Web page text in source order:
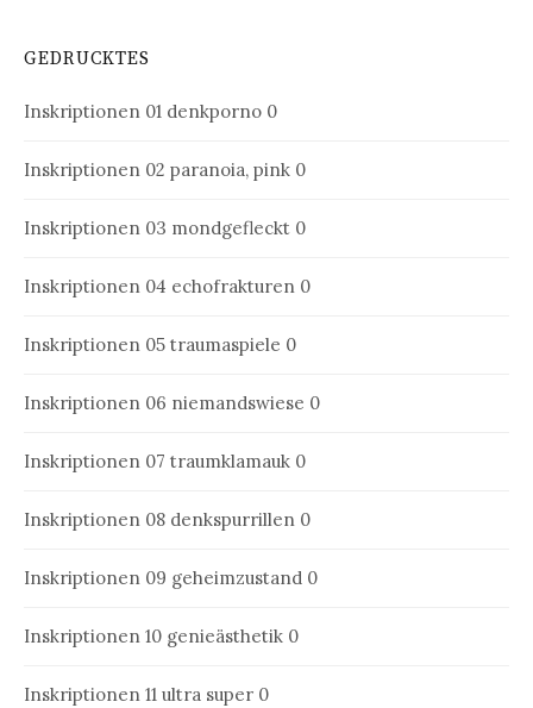
GEDRUCKTES
Inskriptionen 01 denkporno 0
Inskriptionen 02 paranoia, pink 0
Inskriptionen 03 mondgefleckt 0
Inskriptionen 04 echofrakturen 0
Inskriptionen 05 traumaspiele 0
Inskriptionen 06 niemandswiese 0
Inskriptionen 07 traumklamauk 0
Inskriptionen 08 denkspurrillen 0
Inskriptionen 09 geheimzustand 0
Inskriptionen 10 genieästhetik 0
Inskriptionen 11 ultra super 0